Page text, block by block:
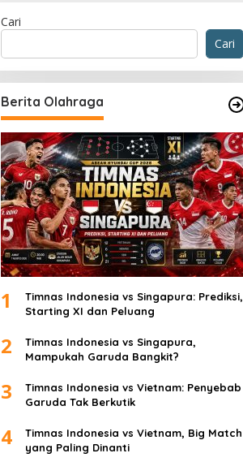
Cari
Cari
Berita Olahraga
1
Timnas Indonesia vs Singapura: Prediksi,
Starting XI dan Peluang
2
Timnas Indonesia vs Singapura,
Mampukah Garuda Bangkit?
3
Timnas Indonesia vs Vietnam: Penyebab
Garuda Tak Berkutik
4
Timnas Indonesia vs Vietnam, Big Match
yang Paling Dinanti